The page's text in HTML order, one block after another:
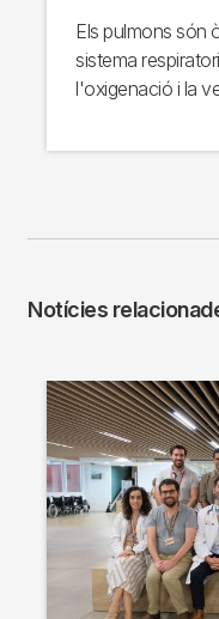
Els pulmons són
sistema
l'oxigenació i la
Notícies